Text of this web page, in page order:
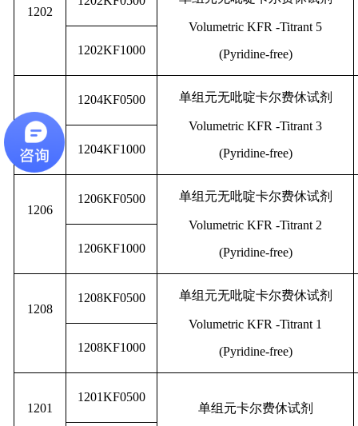
1202
Volumetric KFR -Titrant 5
(Pyridine-free)
1202KF1000
1204
1204KF0500 单组元无吡啶卡尔费休试剂
Volumetric KFR -Titrant 3
(Pyridine-free)
1204KF1000
1206
1206KF0500 单组元无吡啶卡尔费休试剂
Volumetric KFR -Titrant 2
(Pyridine-free)
1206KF1000
1208
1208KF0500 单组元无吡啶卡尔费休试剂
Volumetric KFR -Titrant 1
(Pyridine-free)
1208KF1000
1201
1201KF0500
单组元卡尔费休试剂